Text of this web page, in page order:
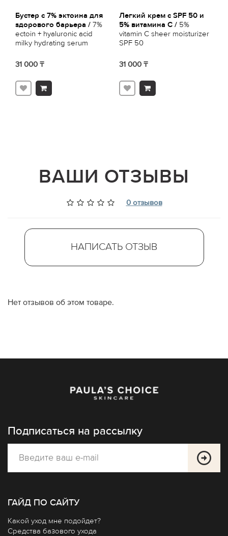
Бустер с 7% эктоина для
здорового барьера / 7%
ectoin + hyaluronic acid
milky hydrating serum
31 000 ₸
Легкий крем с SPF 50 и
5% витамина С / 5%
vitamin C sheer moisturizer
SPF 50
31 000 ₸
ВАШИ ОТЗЫВЫ
0 отзывов
НАПИСАТЬ ОТЗЫВ
Нет отзывов об этом товаре.
Подписаться на рассылку
ГАЙД ПО САЙТУ
Какой уход мне подойдет?
Средства базового ухода